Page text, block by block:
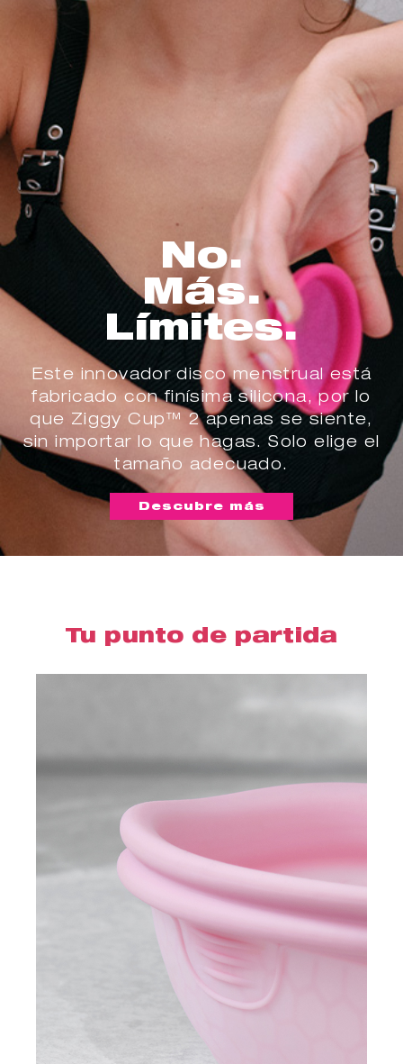
No.
Más.
Límites.
Este innovador disco menstrual está
fabricado con finísima silicona, por lo
que Ziggy Cup™ 2 apenas se siente,
sin importar lo que hagas. Solo elige el
tamaño adecuado.
Descubre más
Tu punto de partida